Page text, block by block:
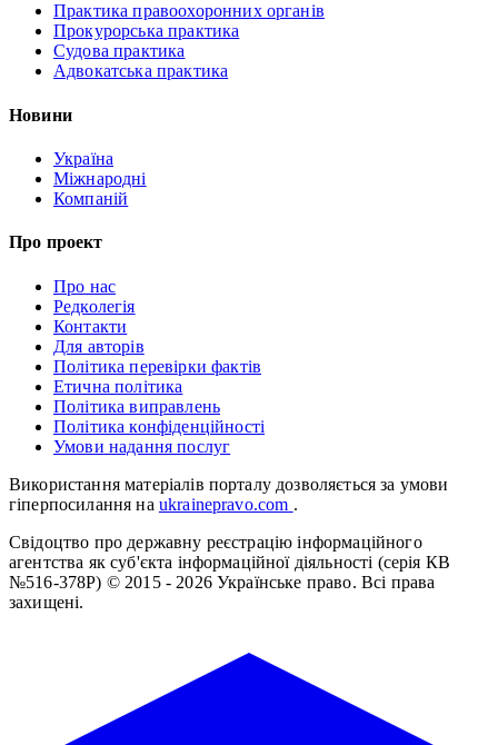
Практика правоохоронних органів
Прокурорська практика
Судова практика
Адвокатська практика
Новини
Україна
Міжнародні
Компаній
Про проект
Про нас
Редколегія
Контакти
Для авторів
Політика перевірки фактів
Етична політика
Політика виправлень
Політика конфіденційності
Умови надання послуг
Використання матеріалів порталу дозволяється за умови
гіперпосилання на ukrainepravo.com .
Свідоцтво про державну реєстрацію інформаційного
агентства як суб'єкта інформаційної діяльності (серія КВ
№516-378Р) © 2015 - 2026 Українське право. Всі права
захищені.